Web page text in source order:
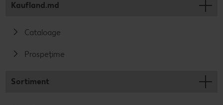
Kaufland.md
Cataloage
Prospețime
Sortiment